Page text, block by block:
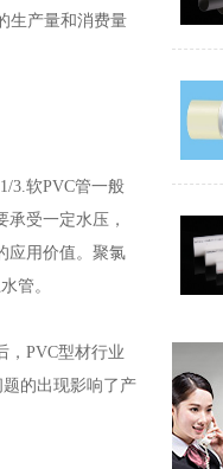
生产量和消费量
3.软PVC管一般
受一定水压，
应用价值。聚氯
管。
，PVC型材行业
的出现影响了产